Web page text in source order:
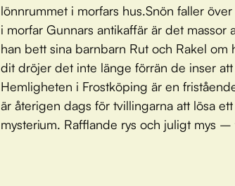
lönnrummet i morfars hus.Snön faller
i morfar Gunnars antikaffär är det massor
han bett sina barnbarn Rut och Rakel
dit dröjer det inte länge förrän de inser att
Hemligheten i Frostköping är en
är återigen dags för tvillingarna att lösa
mysterium. Rafflande rys och juligt mys